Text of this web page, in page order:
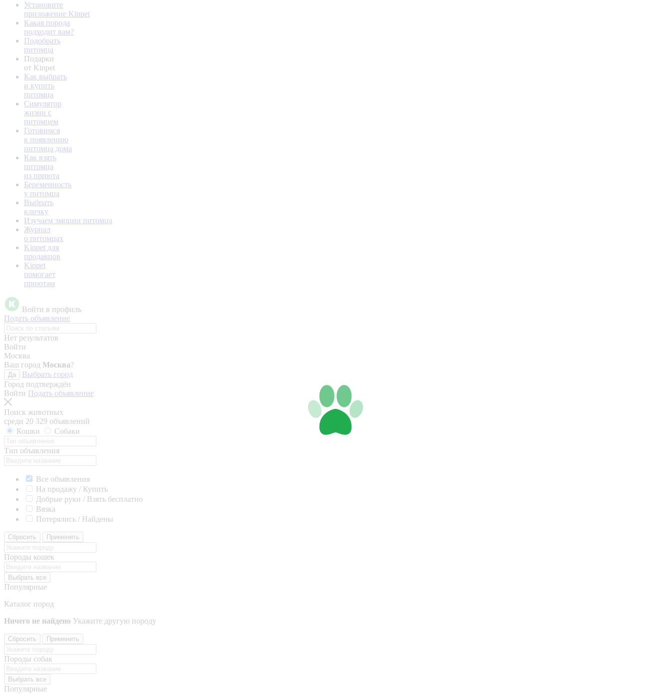
Установите
приложение Kinpet
Какая порода
подходит вам?
Подобрать
питомца
Подарки
от Kinpet
Как выбрать
и купить
питомца
Симулятор
жизни с
питомцем
Готовимся
к появлению
питомца дома
Как взять
питомца
из приюта
Беременность
у питомца
Выбрать
кличку
Изучаем эмоции питомца
Журнал
о питомцах
Kinpet для
продавцов
Kinpet
помогает
приютам
Войти в профиль
Подать объявление
Нет результатов
Войти
Москва
Ваш город Москва?
Да
Выбрать город
Город подтверждён
Войти Подать объявление
Поиск животных
среди 20 329 объявлений
Кошки
Собаки
Тип объявления
Все объявления
На продажу / Купить
Добрые руки / Взять бесплатно
Вязка
Потерялись / Найдены
Сбросить Применить
Породы кошек
Выбрать все
Популярные
Каталог пород
Ничего не найдено Укажите другую породу
Сбросить Применить
Породы собак
Выбрать все
Популярные